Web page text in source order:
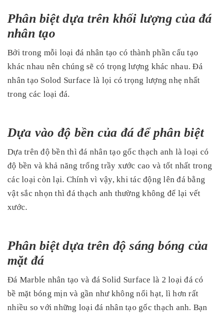
Phân biệt dựa trên khối lượng của đá
nhân tạo
Bởi trong mỗi loại đá nhân tạo có thành phần cấu tạo
khác nhau nên chúng sẽ có trọng lượng khác nhau. Đá
nhân tạo Solod Surface là lọi có trọng lượng nhẹ nhất
trong các loại đá.
Dựa vào độ bền của đá để phân biệt
Dựa trên độ bền thì đá nhân tạo gốc thạch anh là loại có
độ bền và khả năng trống trầy xước cao và tốt nhất trong
các loại còn lại. Chính vì vậy, khi tác động lên đá bằng
vật sắc nhọn thì đá thạch anh thường không để lại vết
xước.
Phân biệt dựa trên độ sáng bóng của
mặt đá
Đá Marble nhân tạo và đá Solid Surface là 2 loại đá có
bề mặt bóng mịn và gần như không nổi hạt, lì hơn rất
nhiều so với những loại đá nhân tạo gốc thạch anh. Bạn